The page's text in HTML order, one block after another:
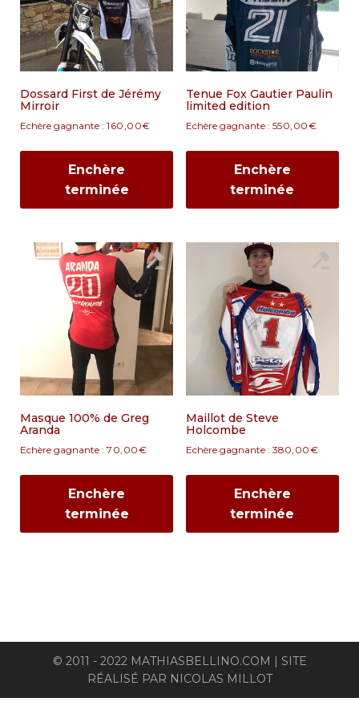
Dossard First de Jérémy
Mirroir
Echère gagnante : 160,00€
Enchère
terminée
Tenue Fox Gautier Paulin
limited edition
Echère gagnante : 550,00€
Enchère
terminée
Masque 100% de Greg
Aranda
Echère gagnante : 70,00€
Enchère
terminée
Maillot de Steve
Holcombe
Echère gagnante : 380,00€
Enchère
terminée
© 2011 - 2022 MATHIASBELLINO.COM | SITE
RÉALISÉ PAR NICOLAS MILLOT